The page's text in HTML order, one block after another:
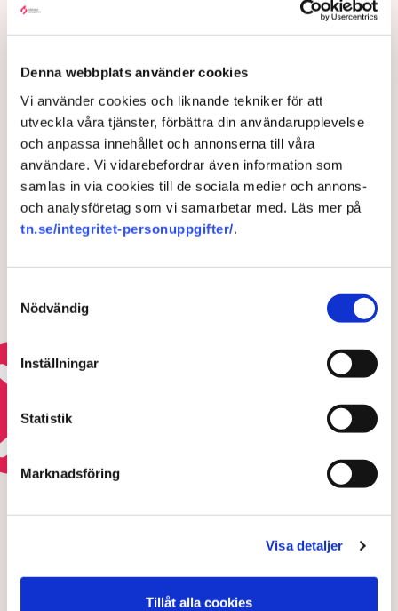
Denna webbplats använder cookies
Vi använder cookies och liknande tekniker för att
utveckla våra tjänster, förbättra din användarupplevelse
och anpassa innehållet och annonserna till våra
användare. Vi vidarebefordrar även information som
samlas in via cookies till de sociala medier och annons-
och analysföretag som vi samarbetar med. Läs mer på
tn.se/integritet-personuppgifter/.
Nödvändig
Inställningar
Statistik
Marknadsföring
Visa detaljer
Tillåt alla cookies
Gabriel Cardona Cervantes
Publicerad: 27 jan 2026, 17:00
Uppdaterad: 10 mar 2026, 09:30
LÄS ÄVEN
Dyrare viner efter sommarens
bränder – brist hotar
Vinodlare ser livsverk gå upp i rök:
Läs mer om klimatomställningen
HOTEN MOT ÄGANDERÄTTEN